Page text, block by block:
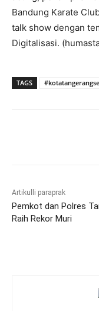
Bandung Karate
talk show dengan
Digitalisasi.
TAGS
Artikulli paraprak
Pemkot dan Polres
Raih Rekor Muri